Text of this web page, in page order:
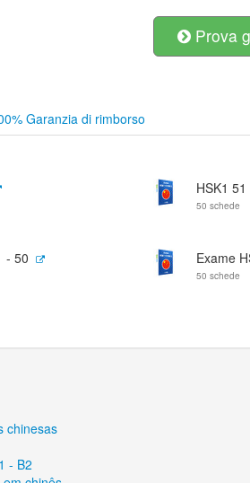
Prova
Garanzia di rimborso
HSK1
50 schede
- 50 Exame
50 schede
chinesas
- B2